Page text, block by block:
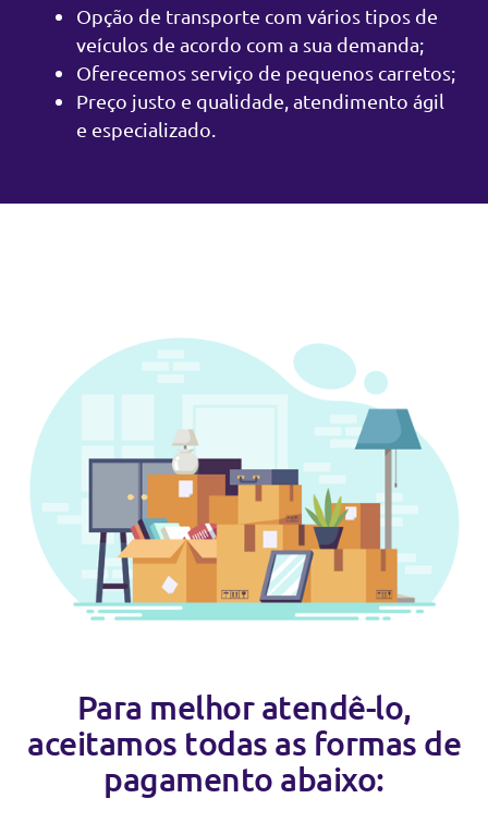
Opção de transporte com vários tipos de
veículos de acordo com a sua demanda;
Oferecemos serviço de pequenos carretos;
Preço justo e qualidade, atendimento ágil
e especializado.
Para melhor atendê-lo,
aceitamos todas as formas de
pagamento abaixo: